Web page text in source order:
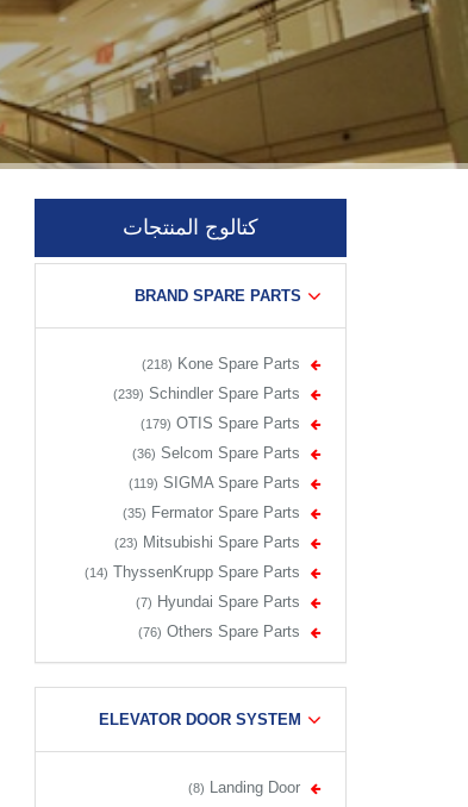
كتالوج المنتجات
BRAND SPARE PARTS
Kone Spare Parts
(218)
Schindler Spare Parts
(239)
OTIS Spare Parts
(179)
Selcom Spare Parts
(36)
SIGMA Spare Parts
(119)
Fermator Spare Parts
(35)
Mitsubishi Spare Parts
(23)
ThyssenKrupp Spare Parts
(14)
Hyundai Spare Parts
(7)
Others Spare Parts
(76)
ELEVATOR DOOR SYSTEM
Landing Door
(8)